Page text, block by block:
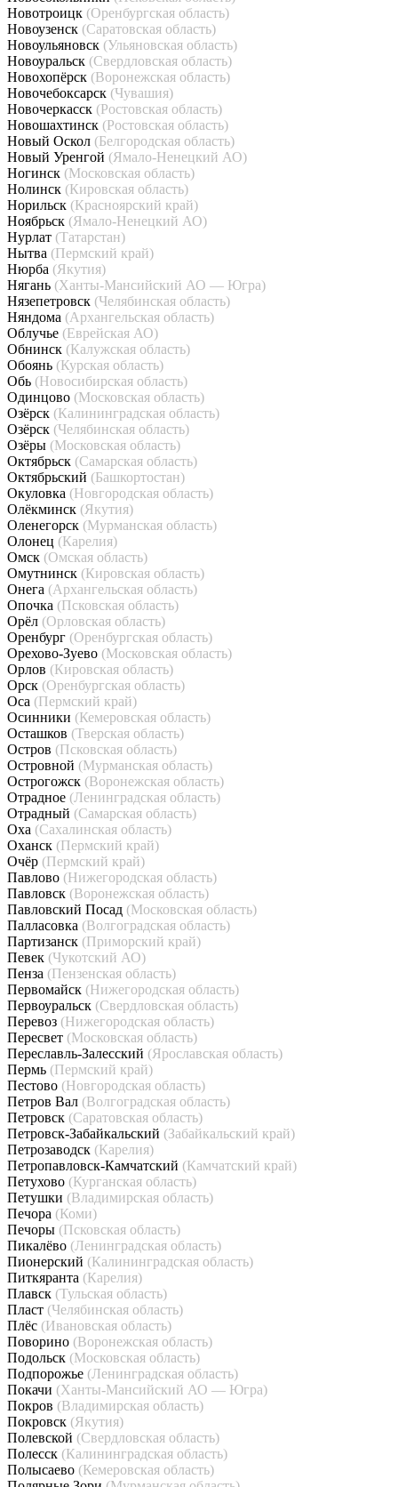
Новотроицк (Оренбургская область)
Новоузенск (Саратовская область)
Новоульяновск (Ульяновская область)
Новоуральск (Свердловская область)
Новохопёрск (Воронежская область)
Новочебоксарск (Чувашия)
Новочеркасск (Ростовская область)
Новошахтинск (Ростовская область)
Новый Оскол (Белгородская область)
Новый Уренгой (Ямало-Ненецкий АО)
Ногинск (Московская область)
Нолинск (Кировская область)
Норильск (Красноярский край)
Ноябрьск (Ямало-Ненецкий АО)
Нурлат (Татарстан)
Нытва (Пермский край)
Нюрба (Якутия)
Нягань (Ханты-Мансийский АО — Югра)
Нязепетровск (Челябинская область)
Няндома (Архангельская область)
Облучье (Еврейская АО)
Обнинск (Калужская область)
Обоянь (Курская область)
Обь (Новосибирская область)
Одинцово (Московская область)
Озёрск (Калининградская область)
Озёрск (Челябинская область)
Озёры (Московская область)
Октябрьск (Самарская область)
Октябрьский (Башкортостан)
Окуловка (Новгородская область)
Олёкминск (Якутия)
Оленегорск (Мурманская область)
Олонец (Карелия)
Омск (Омская область)
Омутнинск (Кировская область)
Онега (Архангельская область)
Опочка (Псковская область)
Орёл (Орловская область)
Оренбург (Оренбургская область)
Орехово-Зуево (Московская область)
Орлов (Кировская область)
Орск (Оренбургская область)
Оса (Пермский край)
Осинники (Кемеровская область)
Осташков (Тверская область)
Остров (Псковская область)
Островной (Мурманская область)
Острогожск (Воронежская область)
Отрадное (Ленинградская область)
Отрадный (Самарская область)
Оха (Сахалинская область)
Оханск (Пермский край)
Очёр (Пермский край)
Павлово (Нижегородская область)
Павловск (Воронежская область)
Павловский Посад (Московская область)
Палласовка (Волгоградская область)
Партизанск (Приморский край)
Певек (Чукотский АО)
Пенза (Пензенская область)
Первомайск (Нижегородская область)
Первоуральск (Свердловская область)
Перевоз (Нижегородская область)
Пересвет (Московская область)
Переславль-Залесский (Ярославская область)
Пермь (Пермский край)
Пестово (Новгородская область)
Петров Вал (Волгоградская область)
Петровск (Саратовская область)
Петровск-Забайкальский (Забайкальский край)
Петрозаводск (Карелия)
Петропавловск-Камчатский (Камчатский край)
Петухово (Курганская область)
Петушки (Владимирская область)
Печора (Коми)
Печоры (Псковская область)
Пикалёво (Ленинградская область)
Пионерский (Калининградская область)
Питкяранта (Карелия)
Плавск (Тульская область)
Пласт (Челябинская область)
Плёс (Ивановская область)
Поворино (Воронежская область)
Подольск (Московская область)
Подпорожье (Ленинградская область)
Покачи (Ханты-Мансийский АО — Югра)
Покров (Владимирская область)
Покровск (Якутия)
Полевской (Свердловская область)
Полесск (Калининградская область)
Полысаево (Кемеровская область)